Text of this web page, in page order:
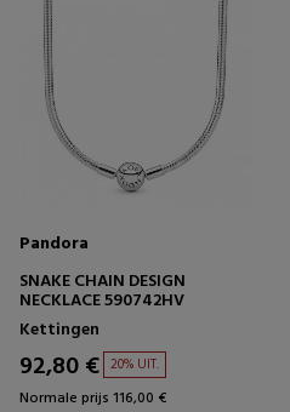
Pandora
SNAKE CHAIN DESIGN
NECKLACE 590742HV
Kettingen
92,80 € 20% UIT.
Normale prijs 116,00 €